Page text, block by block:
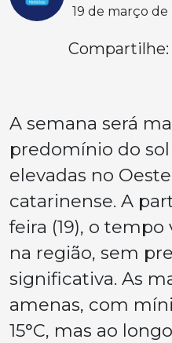
19 de março de
Compartilhe:
A semana será
predomínio do
elevadas no
catarinense. A
feira (19), o
na região, sem
significativa. As
amenas, com
15°C, mas ao